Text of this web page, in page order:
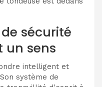
sécurité
un sens
intelligent et
système de